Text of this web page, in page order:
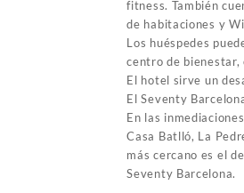
fitness. También
de habitaciones y
Los huéspedes
centro de bienestar,
El hotel sirve un
El Seventy
En las
Casa Batlló, La
más cercano es el
Seventy Barcelona.